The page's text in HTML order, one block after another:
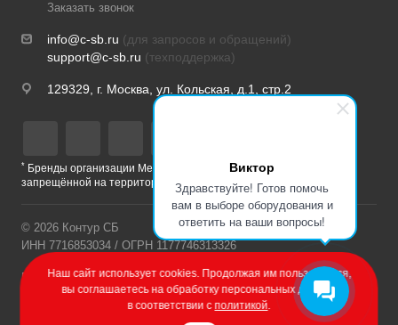
Виктор
Здравствуйте! Готов помочь
вам в выборе оборудования и
ответить на ваши вопросы!
Заказать звонок
info@c-sb.ru (для запросов и обращений)
support@c-sb.ru (техподдержка)
129329, г. Москва, ул. Кольская, д.1, стр.2
* Бренды организации Meta, признанной экстремистской и
запрещённой на территории РФ
© 2026 Контур СБ
ИНН 7716853034 / ОГРН 1177746313326
Политика конфиденциальности
Разработка сайта – Веб-Центр
Наш сайт использует cookies. Продолжая им пользоваться,
вы соглашаетесь на обработку персональных данных
в соответствии с политикой.